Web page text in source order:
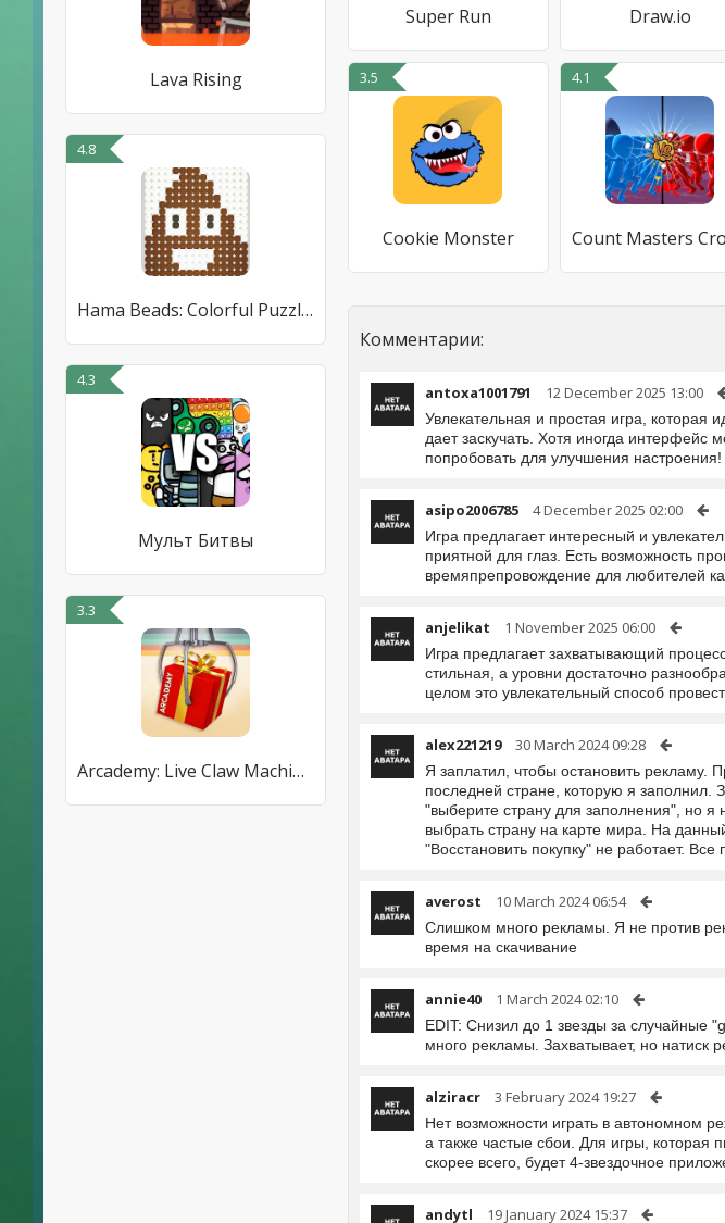
Lava Rising
4.8
Hama Beads: Colorful Puzzles
4.3
Мульт Битвы
3.3
Arcademy: Live Claw Machines
Super Run Draw.io
3.5
Cookie Monster
4.1
Комментарии:
antoxa1001791 12 December 2025 13:00
Увлекательная и простая игра, которая
дает заскучать. Хотя иногда
попробовать для улучшения настроения!
asipo2006785 4 December 2025 02:00
Игра предлагает интересный и
приятной для глаз. Есть возможность
времяпрепровождение для любителей
anjelikat 1 November 2025 06:00
Игра предлагает захватывающий
стильная, а уровни достаточно
целом это увлекательный способ
alex221219 30 March 2024 09:28
Я заплатил, чтобы остановить
последней стране, которую я заполнил.
"выберите страну для заполнения", но я
выбрать страну на карте мира. На
"Восстановить покупку" не работает.
averost 10 March 2024 06:54
Слишком много рекламы. Я не против
время на скачивание
annie40 1 March 2024 02:10
EDIT: Снизил до 1 звезды за случайные
много рекламы. Захватывает, но натиск
alziracr 3 February 2024 19:27
Нет возможности играть в автономном
а также частые сбои. Для игры, которая
скорее всего, будет 4-звездочное
andytl 19 January 2024 15:37